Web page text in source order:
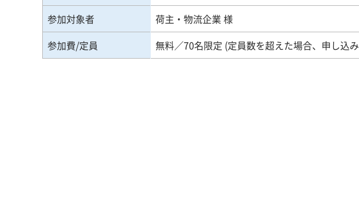
参加対象者
荷主・物流企業 様
参加費/定員
無料／70名限定 (定員数を超えた場合、申し込